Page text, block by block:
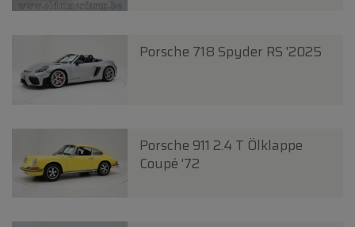
Porsche 718 Spyder RS '2025
Porsche 911 2.4 T Ölklappe
Coupé '72